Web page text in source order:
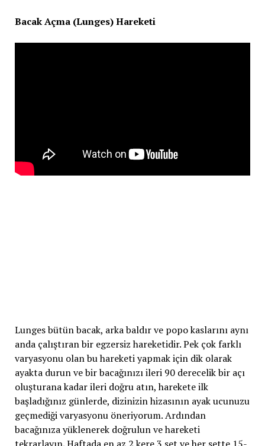
Bacak Açma (Lunges) Hareketi
Lunges bütün bacak, arka baldır ve popo kaslarını aynı
anda çalıştıran bir egzersiz hareketidir. Pek çok farklı
varyasyonu olan bu hareketi yapmak için dik olarak
ayakta durun ve bir bacağınızı ileri 90 derecelik bir açı
oluşturana kadar ileri doğru atın, harekete ilk
başladığınız günlerde, dizinizin hizasının ayak ucunuzu
geçmediği varyasyonu öneriyorum. Ardından
bacağınıza yüklenerek doğrulun ve hareketi